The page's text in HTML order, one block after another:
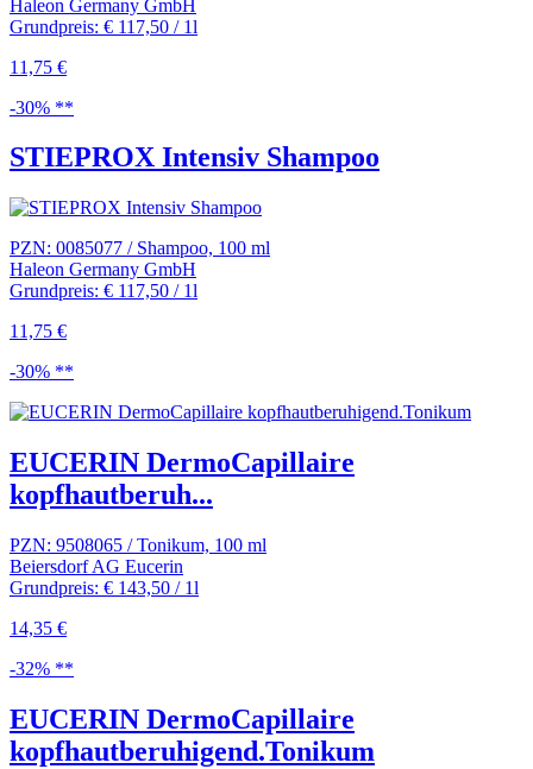
Haleon Germany GmbH
Grundpreis: € 117,50 / 1l
11,75 €
-30% **
STIEPROX Intensiv Shampoo
PZN: 0085077 / Shampoo, 100 ml
Haleon Germany GmbH
Grundpreis: € 117,50 / 1l
11,75 €
-30% **
EUCERIN DermoCapillaire
kopfhautberuh...
PZN: 9508065 / Tonikum, 100 ml
Beiersdorf AG Eucerin
Grundpreis: € 143,50 / 1l
14,35 €
-32% **
EUCERIN DermoCapillaire
kopfhautberuhigend.Tonikum